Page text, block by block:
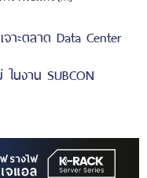
จาะตลาด Data Center
นงาน SUBCON